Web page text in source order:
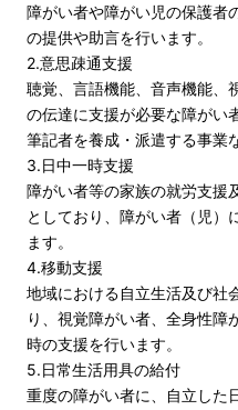
障がい者や障がい児の保護者
の提供や助言を行います。
2.意思疎通支援
聴覚、言語機能、音声機能、
の伝達に支援が必要な障がい
筆記者を養成・派遣する事業
3.日中一時支援
障がい者等の家族の就労支援
としており、障がい者（児）
ます。
4.移動支援
地域における自立生活及び社
り、視覚障がい者、全身性障
時の支援を行います。
5.日常生活用具の給付
重度の障がい者に、自立した